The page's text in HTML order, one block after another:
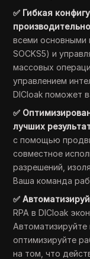
✅ Гибкая
всеми основными
SOCKS5) и
массовых
управлением
DICloak поможет
✅
лучших
с помощью
совместное
разрешений,
Ваша команда
✅
RPA в DICloak
оптимизируйте
на том, что